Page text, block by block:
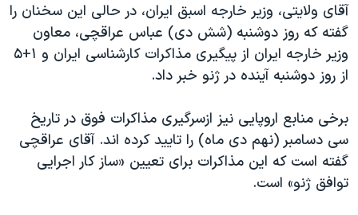
آقای ولایتی، وزیر خارجه اسبق ایران، در حالی این سخنان را
گفته که روز دوشنبه (شش دی) عباس عراقچی، معاون
وزیر خارجه ایران از پیگیری مذاکرات کارشناسی ایران و ۱+۵
از روز دوشنبه آینده در ژنو خبر داد.
برخی منابع اروپایی نیز ازسرگیری مذاکرات فوق در تاریخ
سی دسامبر (نهم دی ماه) را تایید کرده اند. آقای عراقچی
گفته است که این مذاکرات برای تعیین «ساز کار اجرایی
توافق ژنو» است.